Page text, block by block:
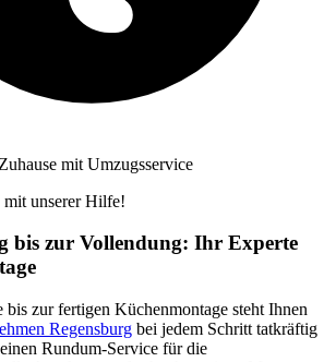
mit Umzugsservice
mit unserer Hilfe!
bis zur Vollendung: Ihr Experte
zur fertigen Küchenmontage steht Ihnen
Regensburg bei jedem Schritt tatkräftig
Rundum-Service für die